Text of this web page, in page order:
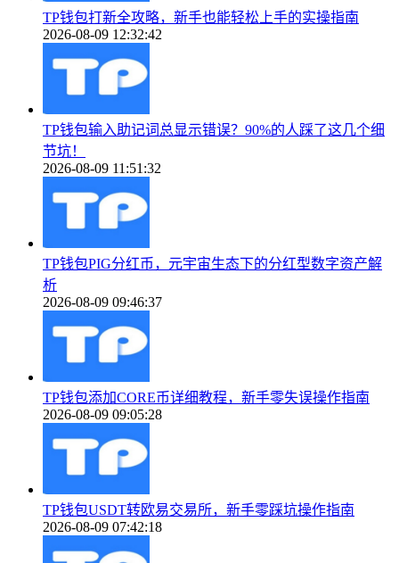
TP钱包打新全攻略，新手也能轻松上手的实操指南
2026-08-09 12:32:42
TP钱包输入助记词总显示错误？90%的人踩了这几个细
节坑！
2026-08-09 11:51:32
TP钱包PIG分红币，元宇宙生态下的分红型数字资产解
析
2026-08-09 09:46:37
TP钱包添加CORE币详细教程，新手零失误操作指南
2026-08-09 09:05:28
TP钱包USDT转欧易交易所，新手零踩坑操作指南
2026-08-09 07:42:18